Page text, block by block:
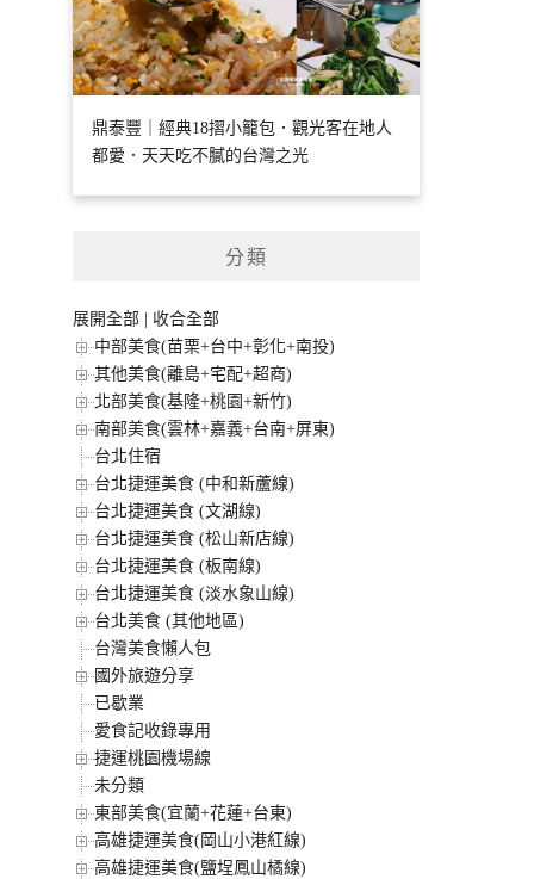
鼎泰豐｜經典18摺小籠包．觀光客在地人
都愛．天天吃不膩的台灣之光
分類
展開全部
收合全部
中部美食(苗栗+台中+彰化+南投)
其他美食(離島+宅配+超商)
北部美食(基隆+桃園+新竹)
南部美食(雲林+嘉義+台南+屏東)
台北住宿
台北捷運美食 (中和新蘆線)
台北捷運美食 (文湖線)
台北捷運美食 (松山新店線)
台北捷運美食 (板南線)
台北捷運美食 (淡水象山線)
台北美食 (其他地區)
台灣美食懶人包
國外旅遊分享
已歇業
愛食記收錄專用
捷運桃園機場線
未分類
東部美食(宜蘭+花蓮+台東)
高雄捷運美食(岡山小港紅線)
高雄捷運美食(鹽埕鳳山橘線)